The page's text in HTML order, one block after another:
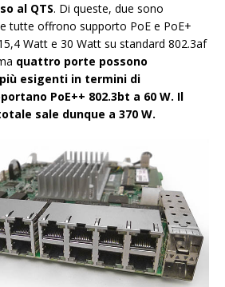
al QTS. Di queste, due sono
e tutte offrono supporto PoE e PoE+
Watt e 30 Watt su standard 802.3af
quattro porte possono
esigenti in termini di
PoE++ 802.3bt a 60 W. Il
sale dunque a 370 W.